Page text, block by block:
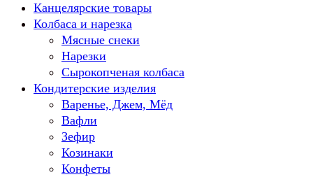
Канцелярские товары
Колбаса и нарезка
Мясные снеки
Нарезки
Сырокопченая колбаса
Кондитерские изделия
Варенье, Джем, Мёд
Вафли
Зефир
Козинаки
Конфеты